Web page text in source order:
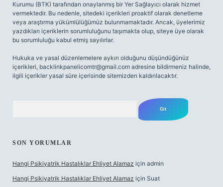
Kurumu (BTK) tarafından onaylanmış bir Yer Sağlayıcı olarak hizmet
vermektedir. Bu nedenle, sitedeki içerikleri proaktif olarak denetleme
veya araştırma yükümlülüğümüz bulunmamaktadır. Ancak, üyelerimiz
yazdıkları içeriklerin sorumluluğunu taşımakta olup, siteye üye olarak
bu sorumluluğu kabul etmiş sayılırlar.
Hukuka ve yasal düzenlemelere aykırı olduğunu düşündüğünüz
içerikleri, backlinkpanelicomtr@gmail.com adresine bildirmeniz halinde,
ilgili içerikler yasal süre içerisinde sitemizden kaldırılacaktır.
SON YORUMLAR
Hangi Psikiyatrik Hastalıklar Ehliyet Alamaz için admin
Hangi Psikiyatrik Hastalıklar Ehliyet Alamaz için Suat